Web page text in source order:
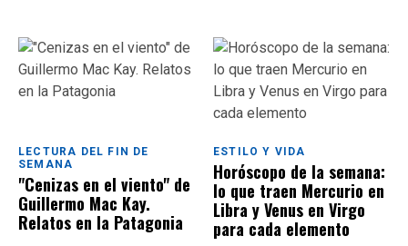
LECTURA DEL FIN DE
SEMANA
"Cenizas en el viento" de
Guillermo Mac Kay.
Relatos en la Patagonia
ESTILO Y VIDA
Horóscopo de la semana:
lo que traen Mercurio en
Libra y Venus en Virgo
para cada elemento